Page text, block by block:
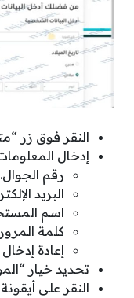
النقر فوق زر
إدخال
رقم الجوال.
البريد
اسم
كلمة
إعادة
تحديد خيار
النقر على